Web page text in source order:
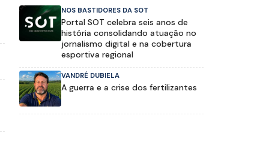
NOS BASTIDORES DA SOT
Portal SOT celebra seis anos de
história consolidando atuação no
jornalismo digital e na cobertura
esportiva regional
VANDRÉ DUBIELA
A guerra e a crise dos fertilizantes